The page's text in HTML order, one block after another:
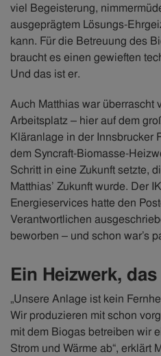
viel Begeisterung,
ausgeprägtem Lösungs-
kann. Für die Betreuung des
braucht es einen gewieften
Und das ist er.
Auch Matthias war überrascht
Arbeitsplatz – hier auf dem
Kläranlage in der Innsbrucker
dem Syncraft-Biomasse-
Schritt in eine Zukunft setzte,
Matthias’ Zukunft wurde. Der
Energieservices hatte den
Verantwortlichen
beworben – und schon war’s
Ein Heizwerk,
„Unsere Anlage ist kein
Wir produzieren mit schon
mit dem Biogas betreiben wir
Strom und Wärme ab“, erklärt